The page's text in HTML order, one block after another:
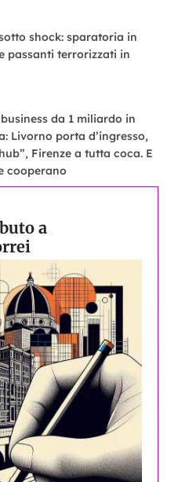
shock: sparatoria in
passanti terrorizzati in
da 1 miliardo in
Livorno porta d’ingresso,
Firenze a tutta coca. E
cooperano
a